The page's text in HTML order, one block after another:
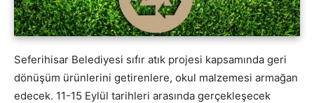
Seferihisar Belediyesi sıfır atık projesi kapsamında geri
dönüşüm ürünlerini getirenlere, okul malzemesi armağan
edecek. 11-15 Eylül tarihleri arasında gerçekleşecek